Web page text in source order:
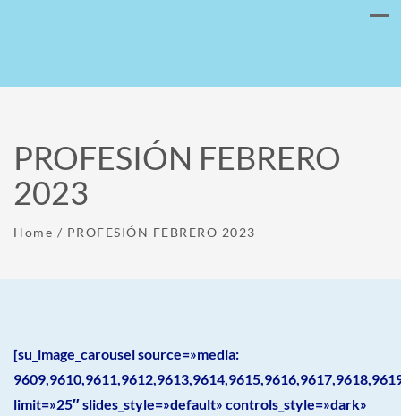
PROFESIÓN FEBRERO
2023
Home / PROFESIÓN FEBRERO 2023
[su_image_carousel source=»media:
limit=»25″ slides_style=»default» controls_style=»dark»